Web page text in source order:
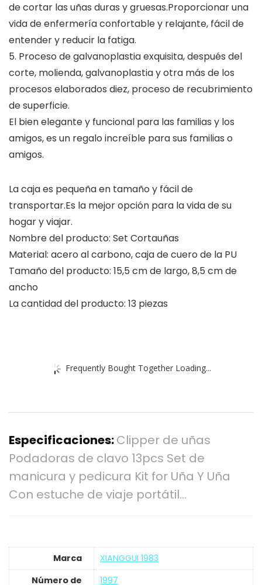
de cortar las uñas duras y gruesas.Proporcionar una
vida de enfermería confortable y relajante, fácil de
entender y reducir la fatiga.
5. Proceso de galvanoplastia exquisita, después del
corte, molienda, galvanoplastia y otra más de los
procesos elaborados diez, proceso de recubrimiento
de superficie.
El bien elegante y funcional para las familias y los
amigos, es un regalo increíble para sus familias o
amigos.
La caja es pequeña en tamaño y fácil de
transportar.Es la mejor opción para la vida de su
hogar y viajar.
Nombre del producto: Set Cortauñas
Material: acero al carbono, caja de cuero de la PU
Tamaño del producto: 15,5 cm de largo, 8,5 cm de
ancho
La cantidad del producto: 13 piezas
Frequently Bought Together Loading...
Especificaciones:Clipper de uñas
Podadoras de clavo 13pcs Set de
manicura y pedicura Kit for Uña Y Uña
Con estuche de viaje portátil…
Marca
‎XIANGGUI 1983
Número de
‎1997